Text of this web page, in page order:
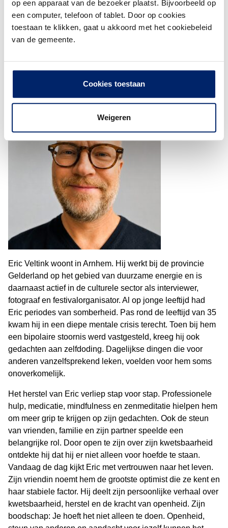
op een apparaat van de bezoeker plaatst. Bijvoorbeeld op
een computer, telefoon of tablet. Door op cookies
toestaan te klikken, gaat u akkoord met het cookiebeleid
van de gemeente.
Cookies toestaan
Weigeren
ontvangen. Die ervaring veranderde niet alleen zijn eigen
leven, maar vormt nu ook de basis van zijn werk als coach
en spreker. Pieter vertelt over de druk om sterk te zijn, de
impact van zwijgen en de kracht van verbinding. Zijn
maar vaak de eerste stap naar herstel en groei.
Eric Veltink woont in Arnhem. Hij werkt bij de provincie
Gelderland op het gebied van duurzame energie en is
daarnaast actief in de culturele sector als interviewer,
fotograaf en festivalorganisator. Al op jonge leeftijd had
Eric periodes van somberheid. Pas rond de leeftijd van 35
kwam hij in een diepe mentale crisis terecht. Toen bij hem
een bipolaire stoornis werd vastgesteld, kreeg hij ook
gedachten aan zelfdoding. Dagelijkse dingen die voor
anderen vanzelfsprekend leken, voelden voor hem soms
onoverkomelijk.
Het herstel van Eric verliep stap voor stap. Professionele
hulp, medicatie, mindfulness en zenmeditatie hielpen hem
om meer grip te krijgen op zijn gedachten. Ook de steun
van vrienden, familie en zijn partner speelde een
belangrijke rol. Door open te zijn over zijn kwetsbaarheid
ontdekte hij dat hij er niet alleen voor hoefde te staan.
Vandaag de dag kijkt Eric met vertrouwen naar het leven.
Zijn vriendin noemt hem de grootste optimist die ze kent en
haar stabiele factor. Hij deelt zijn persoonlijke verhaal over
kwetsbaarheid, herstel en de kracht van openheid. Zijn
boodschap: Je hoeft het niet alleen te doen. Openheid,